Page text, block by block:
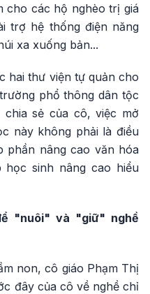
cho các hộ nghèo trị giá
trợ hệ thống điện năng
xa xuống bản...
hai thư viện tự quản cho
phổ thông dân tộc
sẻ của cô, việc mở
này không phải là điều
phần nâng cao văn hóa
sinh nâng cao hiểu
"nuôi" và "giữ" nghề
non, cô giáo Phạm Thị
đây của cô về nghề chỉ